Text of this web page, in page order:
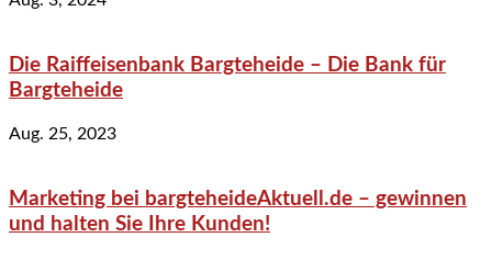
Die Raiffeisenbank Bargteheide – Die Bank für
Bargteheide
Aug. 25, 2023
Marketing bei bargteheideAktuell.de – gewinnen
und halten Sie Ihre Kunden!